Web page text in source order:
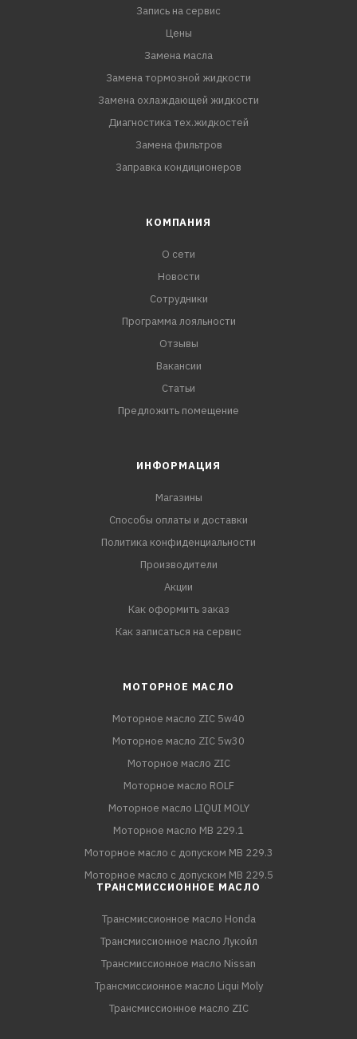
Chrysler MS-11106
Запись на сервис
Цены
Замена масла
Замена тормозной жидкости
Замена охлаждающей жидкости
Диагностика тех.жидкостей
Замена фильтров
Заправка кондиционеров
КОМПАНИЯ
О сети
Новости
Сотрудники
Программа лояльности
Отзывы
Вакансии
Статьи
Предложить помещение
ИНФОРМАЦИЯ
Магазины
Способы оплаты и доставки
Политика конфиденциальности
Производители
Акции
Как оформить заказ
Как записаться на сервис
МОТОРНОЕ МАСЛО
Моторное масло ZIC 5w40
Моторное масло ZIC 5w30
Моторное масло ZIC
Моторное масло ROLF
Моторное масло LIQUI MOLY
Моторное масло MB 229.1
Моторное масло с допуском MB 229.3
Моторное масло с допуском MB 229.5
ТРАНСМИССИОННОЕ МАСЛО
Трансмиссионное масло Honda
Трансмиссионное масло Лукойл
Трансмиссионное масло Nissan
Трансмиссионное масло Liqui Moly
Трансмиссионное масло ZIC